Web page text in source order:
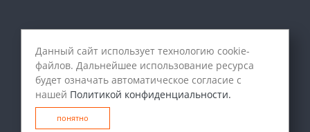
Данный сайт использует технологию cookie-
файлов. Дальнейшее использование ресурса
будет означать автоматическое согласие с
нашей Политикой конфиденциальности.
понятно